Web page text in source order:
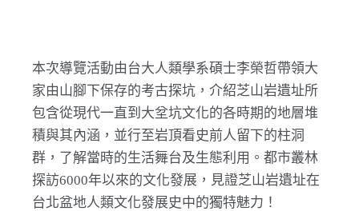
本次導覽活動由台大人類學系碩士李榮哲帶領大
家由山腳下保存的考古探坑，介紹芝山岩遺址所
包含從現代一直到大坌坑文化的各時期的地層堆
積與其內涵，並行至岩頂看史前人留下的柱洞
群，了解當時的生活舞台及生態利用。都市叢林
探訪6000年以來的文化發展，見證芝山岩遺址在
台北盆地人類文化發展史中的獨特魅力！